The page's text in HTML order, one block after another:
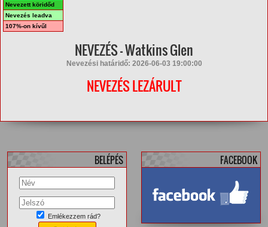
Nevezett köridőd
Nevezés leadva
107%-on kívűl
NEVEZÉS - Watkins Glen
Nevezési határidő: 2026-06-03 19:00:00
NEVEZÉS LEZÁRULT
BELÉPÉS
Emlékezzem rád?
FACEBOOK